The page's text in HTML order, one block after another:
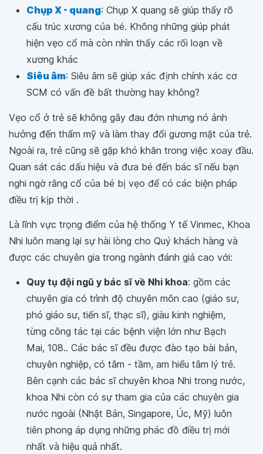
Chụp X - quang: Chụp X quang sẽ giúp thấy rõ
cấu trúc xương của bé. Không những giúp phát
hiện vẹo cổ mà còn nhìn thấy các rối loạn về
xương khác
Siêu âm: Siêu âm sẽ giúp xác định chính xác cơ
SCM có vấn đề bất thường hay không?
Vẹo cổ ở trẻ sẽ không gây đau đớn nhưng nó ảnh
hưởng đến thẩm mỹ và làm thay đổi gương mặt của trẻ.
Ngoài ra, trẻ cũng sẽ gặp khó khăn trong việc xoay đầu.
Quan sát các dấu hiệu và đưa bé đến bác sĩ nếu bạn
nghi ngờ rằng cổ của bé bị vẹo để có các biện pháp
điều trị kịp thời .
Là lĩnh vực trọng điểm của hệ thống Y tế Vinmec, Khoa
Nhi luôn mang lại sự hài lòng cho Quý khách hàng và
được các chuyên gia trong ngành đánh giá cao với:
Quy tụ đội ngũ y bác sĩ về Nhi khoa: gồm các
chuyên gia có trình độ chuyên môn cao (giáo sư,
phó giáo sư, tiến sĩ, thạc sĩ), giàu kinh nghiệm,
từng công tác tại các bệnh viện lớn như Bạch
Mai, 108.. Các bác sĩ đều được đào tạo bài bản,
chuyên nghiệp, có tâm - tầm, am hiểu tâm lý trẻ.
Bên cạnh các bác sĩ chuyên khoa Nhi trong nước,
khoa Nhi còn có sự tham gia của các chuyên gia
nước ngoài (Nhật Bản, Singapore, Úc, Mỹ) luôn
tiên phong áp dụng những phác đồ điều trị mới
nhất và hiệu quả nhất.